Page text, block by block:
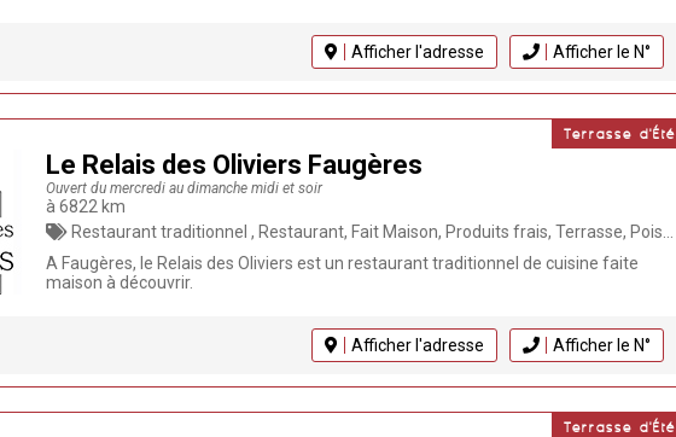
Afficher l'adresse Afficher le N°
Terrasse d'Été
Le Relais des Oliviers Faugères
Ouvert du mercredi au dimanche midi et soir
à 6822 km
Restaurant traditionnel , Restaurant, Fait Maison, Produits frais, Terrasse, Poissons et Coquillages, Animaux bienvenus, Repas de groupe, Cuisine française, Bio, Vegan, Séminaires, Mariage, Végétarien, Grillades au feu de bois, Anniversaire, Dégustation de vins, Caviste
A Faugères, le Relais des Oliviers est un restaurant traditionnel de cuisine faite
maison à découvrir.
Afficher l'adresse Afficher le N°
Terrasse d'Été